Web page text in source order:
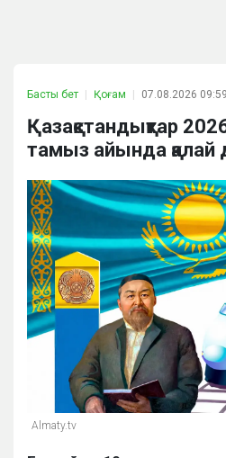
Басты бет Қоғам 07.08.2026 09:59
Қазақстандықтар
тамыз айында
Almaty.tv